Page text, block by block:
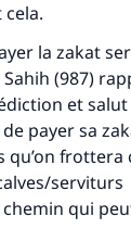
la zakat
Sahih (987)
et
payer sa
frottera
qui